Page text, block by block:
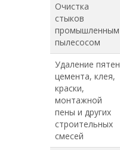
Очистка
стыков
промышленным
пылесосом
Удаление пятен
цемента, клея,
краски,
монтажной
пены и других
строительных
смесей